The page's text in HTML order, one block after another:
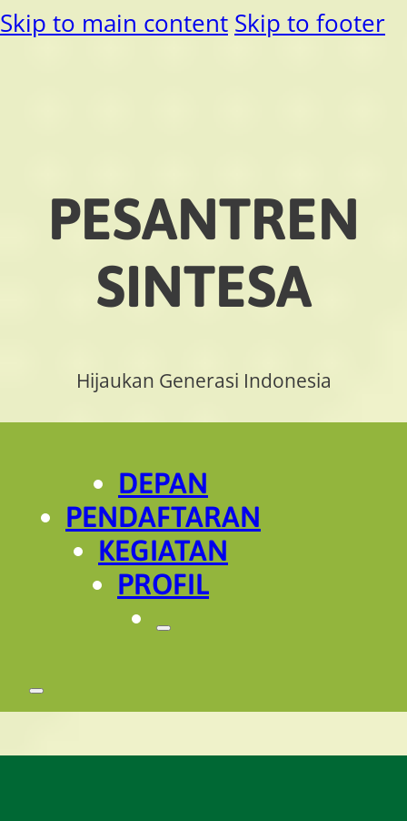
Skip to main content Skip to footer
PESANTREN
SINTESA
Hijaukan Generasi Indonesia
DEPAN
PENDAFTARAN
KEGIATAN
PROFIL